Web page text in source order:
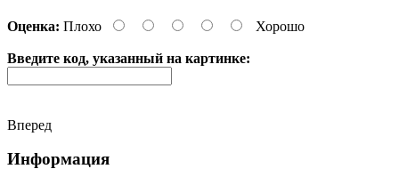
Оценка: Плохо Хорошо
Введите код, указанный на картинке:
Вперед
Информация